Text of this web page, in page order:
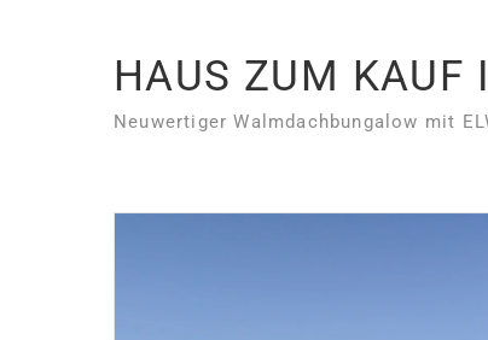
HAUS ZUM KAUF
Neuwertiger Walmdachbungalow mit